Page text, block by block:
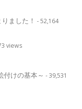
ました！ - 52,164
views
付けの基本～ - 39,531